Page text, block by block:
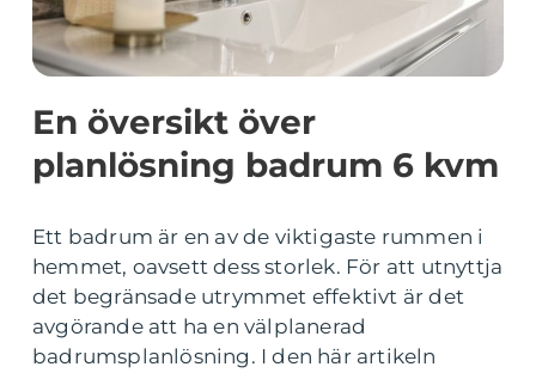
En översikt över
planlösning badrum 6 kvm
Ett badrum är en av de viktigaste rummen i
hemmet, oavsett dess storlek. För att utnyttja
det begränsade utrymmet effektivt är det
avgörande att ha en välplanerad
badrumsplanlösning. I den här artikeln